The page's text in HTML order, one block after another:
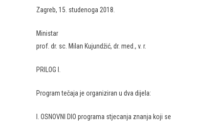
Zagreb, 15. studenoga 2018.
Ministar
prof. dr. sc. Milan Kujundžić, dr. med., v. r.
PRILOG I.
Program tečaja je organiziran u dva dijela:
I. OSNOVNI DIO programa stjecanja znanja koji se